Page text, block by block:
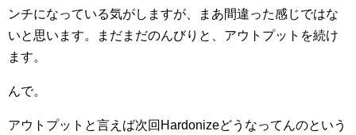
ンチになっている気がしますが、まあ間違った感じではな
いと思います。まだまだのんびりと、アウトプットを続け
ます。
んで。
アウトプットと言えば次回Hardonizeどうなってんのという